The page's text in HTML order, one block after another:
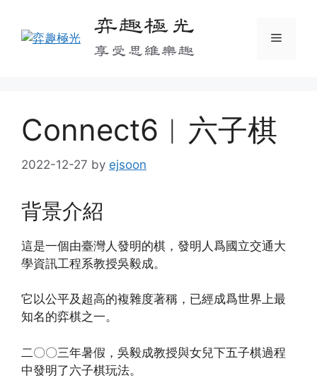
content
弈趣極光
享受思維樂趣
Menu
Connect6︱六子棋
2022-12-27 by ejsoon
背景介紹
這是一個由臺灣人發明的棋，發明人爲國立交通大
學資訊工程系教授吳毅成。
它以公平及超高的複雜度著稱，已經成爲世界上最
知名的弈棋之一。
二〇〇三年暑假，吳毅成教授與女兒下五子棋過程
中發明了六子棋玩法。